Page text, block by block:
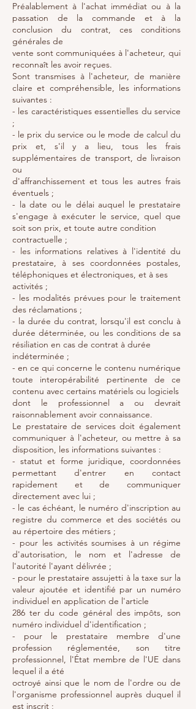
Préalablement à l'achat immédiat ou à la
passation de la commande et à la
conclusion du contrat, ces conditions
générales de
vente sont communiquées à l'acheteur, qui
reconnaît les avoir reçues.
Sont transmises à l'acheteur, de manière
claire et compréhensible, les informations
suivantes :
- les caractéristiques essentielles du service
;
- le prix du service ou le mode de calcul du
prix et, s'il y a lieu, tous les frais
supplémentaires de transport, de livraison
ou
d'affranchissement et tous les autres frais
éventuels ;
- la date ou le délai auquel le prestataire
s'engage à exécuter le service, quel que
soit son prix, et toute autre condition
contractuelle ;
- les informations relatives à l'identité du
prestataire, à ses coordonnées postales,
téléphoniques et électroniques, et à ses
activités ;
- les modalités prévues pour le traitement
des réclamations ;
- la durée du contrat, lorsqu'il est conclu à
durée déterminée, ou les conditions de sa
résiliation en cas de contrat à durée
indéterminée ;
- en ce qui concerne le contenu numérique
toute interopérabilité pertinente de ce
contenu avec certains matériels ou logiciels
dont le professionnel a ou devrait
raisonnablement avoir connaissance.
Le prestataire de services doit également
communiquer à l'acheteur, ou mettre à sa
disposition, les informations suivantes :
- statut et forme juridique, coordonnées
permettant d'entrer en contact
rapidement et de communiquer
directement avec lui ;
- le cas échéant, le numéro d'inscription au
registre du commerce et des sociétés ou
au répertoire des métiers ;
- pour les activités soumises à un régime
d'autorisation, le nom et l'adresse de
l'autorité l'ayant délivrée ;
- pour le prestataire assujetti à la taxe sur la
valeur ajoutée et identifié par un numéro
individuel en application de l'article
286 ter du code général des impôts, son
numéro individuel d'identification ;
- pour le prestataire membre d'une
profession réglementée, son titre
professionnel, l'État membre de l'UE dans
lequel il a été
octroyé ainsi que le nom de l'ordre ou de
l'organisme professionnel auprès duquel il
est inscrit ;